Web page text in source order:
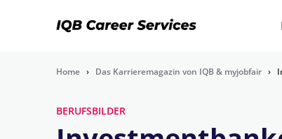
Home › Das Karrieremagazin von IQB & myjobfair ›
BERUFSBILDER